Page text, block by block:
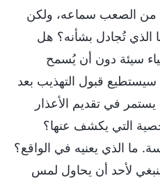
من الصعب سماعه، ولكن
الذي تُجادل بشأنه؟ هل
سيئة دون أن يُسمح
قبول التهذيب بعد
في تقديم الأعذار
التي يكشف عنها؟
ما الذي يعنيه في الواقع؟
ينبغي لأحد أن يحاول لمس